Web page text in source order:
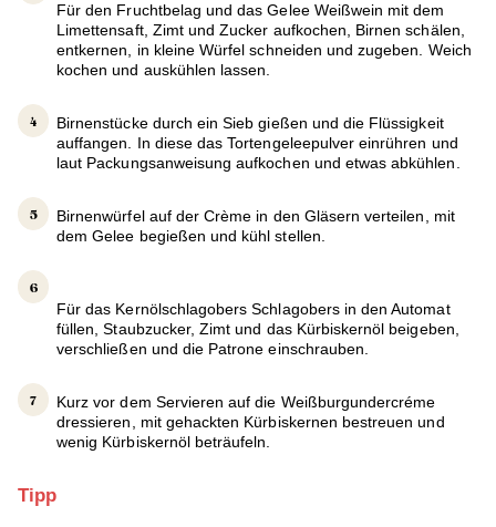
Für den Fruchtbelag und das Gelee Weißwein mit dem
Limettensaft, Zimt und Zucker aufkochen, Birnen schälen,
entkernen, in kleine Würfel schneiden und zugeben. Weich
kochen und auskühlen lassen.
Birnenstücke durch ein Sieb gießen und die Flüssigkeit
auffangen. In diese das Tortengeleepulver einrühren und
laut Packungsanweisung aufkochen und etwas abkühlen.
Birnenwürfel auf der Crème in den Gläsern verteilen, mit
dem Gelee begießen und kühl stellen.
Für das Kernölschlagobers Schlagobers in den Automat
füllen, Staubzucker, Zimt und das Kürbiskernöl beigeben,
verschließen und die Patrone einschrauben.
Kurz vor dem Servieren auf die Weißburgundercréme
dressieren, mit gehackten Kürbiskernen bestreuen und
wenig Kürbiskernöl beträufeln.
Tipp